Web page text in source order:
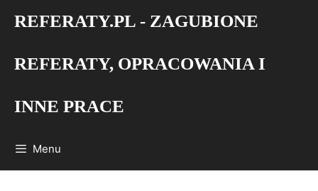
REFERATY.PL - ZAGUBIONE
REFERATY, OPRACOWANIA I
INNE PRACE
Menu